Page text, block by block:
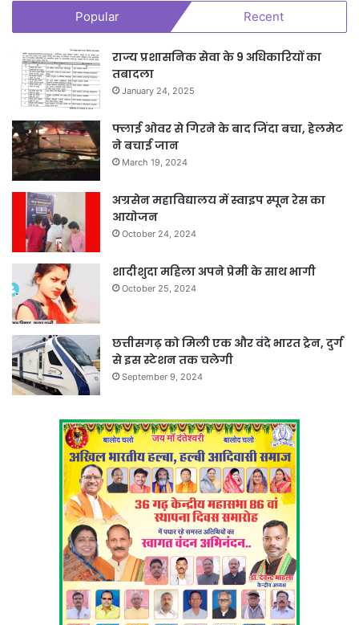
Popular Recent
राज्य प्रशासनिक सेवा के 9 अधिकारियों का
तबादला
January 24, 2025
फ्लाई ओवर से गिरने के बाद जिंदा बचा, हेलमेट
ने बचाई जान
March 19, 2024
अग्रसेन महाविद्यालय में स्वाइप स्पून रेस का
आयोजन
October 24, 2024
शादीशुदा महिला अपने प्रेमी के साथ भागी
October 25, 2024
छत्तीसगढ़ को मिली एक और वंदे भारत ट्रेन, दुर्ग
से इस स्टेशन तक चलेगी
September 9, 2024